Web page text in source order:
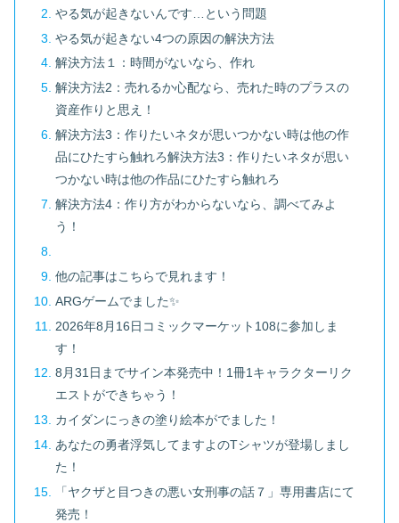
やる気が起きないんです…という問題
やる気が起きない4つの原因の解決方法
解決方法１：時間がないなら、作れ
解決方法2：売れるか心配なら、売れた時のプラスの
資産作りと思え！
解決方法3：作りたいネタが思いつかない時は他の作
品にひたすら触れろ解決方法3：作りたいネタが思い
つかない時は他の作品にひたすら触れろ
解決方法4：作り方がわからないなら、調べてみよ
う！
他の記事はこちらで見れます！
ARGゲームでました✨
2026年8月16日コミックマーケット108に参加しま
す！
8月31日までサイン本発売中！1冊1キャラクターリク
エストができちゃう！
カイダンにっきの塗り絵本がでました！
あなたの勇者浮気してますよのTシャツが登場しまし
た！
「ヤクザと目つきの悪い女刑事の話７」専用書店にて
発売！